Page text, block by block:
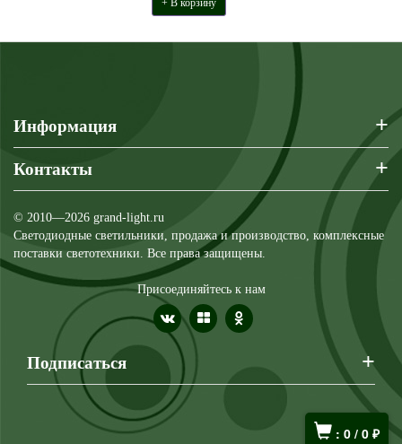
: 0 / 0 ₽
+ В корзину
Информация +
Контакты +
© 2010—2026 grand-light.ru
Светодиодные светильники, продажа и производство, комплексные
поставки светотехники. Все права защищены.
Присоединяйтесь к нам
Подписаться +